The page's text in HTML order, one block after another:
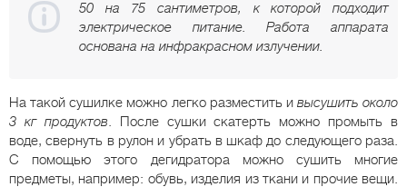
50 на 75 сантиметров, к которой подходит
электрическое питание. Работа аппарата
основана на инфракрасном излучении.
На такой сушилке можно легко разместить и высушить около
3 кг продуктов. После сушки скатерть можно промыть в
воде, свернуть в рулон и убрать в шкаф до следующего раза.
С помощью этого дегидратора можно сушить многие
предметы, например: обувь, изделия из ткани и прочие вещи.